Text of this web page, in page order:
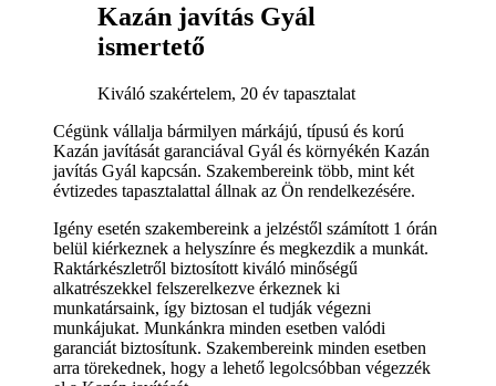
Kazán javítás Gyál
ismertető
Kiváló szakértelem, 20 év tapasztalat
Cégünk vállalja bármilyen márkájú, típusú és korú
Kazán javítását garanciával Gyál és környékén Kazán
javítás Gyál kapcsán. Szakembereink több, mint két
évtizedes tapasztalattal állnak az Ön rendelkezésére.
Igény esetén szakembereink a jelzéstől számított 1 órán
belül kiérkeznek a helyszínre és megkezdik a munkát.
Raktárkészletről biztosított kiváló minőségű
alkatrészekkel felszerelkezve érkeznek ki
munkatársaink, így biztosan el tudják végezni
munkájukat. Munkánkra minden esetben valódi
garanciát biztosítunk. Szakembereink minden esetben
arra törekednek, hogy a lehető legolcsóbban végezzék